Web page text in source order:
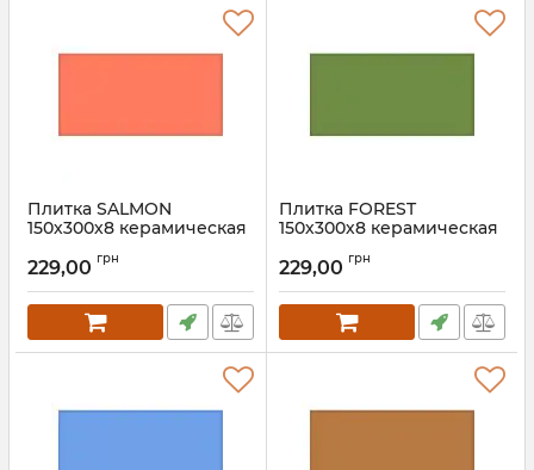
Плитка SALMON
150х300х8 керамическая
стен, фасада
229,00 грн
Плитка FOREST
150х300х8 керамическая
стен, фасада
229,00 грн